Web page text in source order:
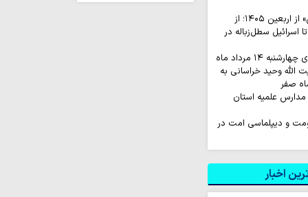
روایت‌ کاربران «ایکس» از اربعین ۱۴۰۵؛ از
اسرائیل سطل‌زباله‌ در
۱۴ مرداد ماه
الله وحید خراسانی به
صفر
علمیه استان
و دیپلماسی امت در
اخبار